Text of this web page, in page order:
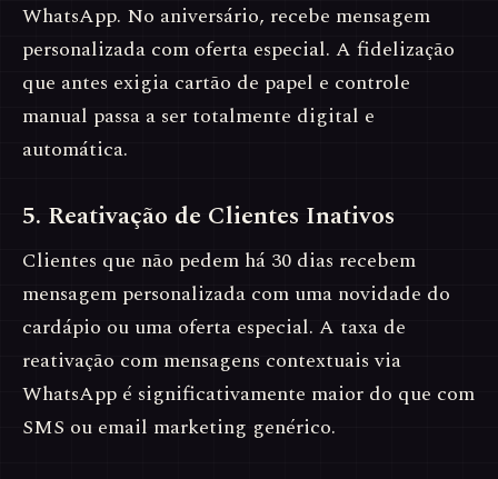
WhatsApp. No aniversário, recebe mensagem
personalizada com oferta especial. A fidelização
que antes exigia cartão de papel e controle
manual passa a ser totalmente digital e
automática.
5. Reativação de Clientes Inativos
Clientes que não pedem há 30 dias recebem
mensagem personalizada com uma novidade do
cardápio ou uma oferta especial. A taxa de
reativação com mensagens contextuais via
WhatsApp é significativamente maior do que com
SMS ou email marketing genérico.